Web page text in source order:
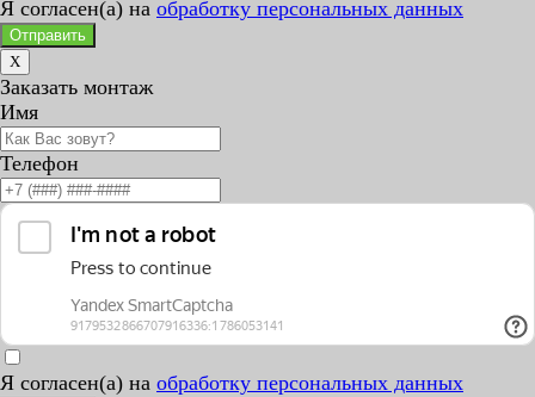
Я согласен(а) на обработку персональных данных
Отправить
X
Заказать монтаж
Имя
Телефон
Я согласен(а) на обработку персональных данных